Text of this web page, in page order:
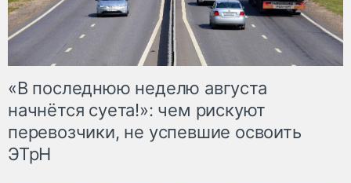
«В последнюю неделю августа
начнётся суета!»: чем рискуют
перевозчики, не успевшие освоить
ЭТрН